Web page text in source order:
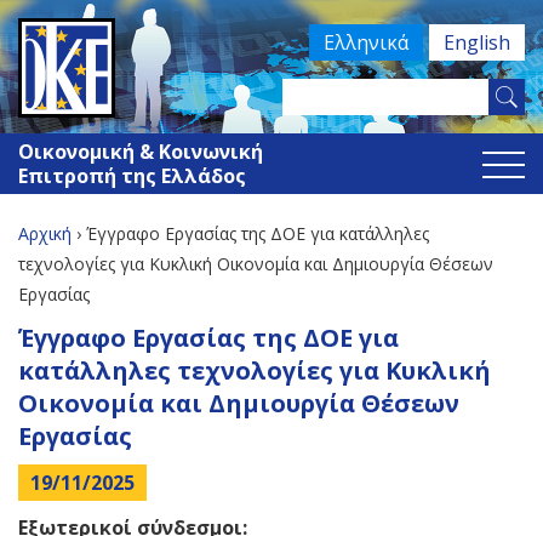
Jump
to
navigation
Οικονομική & Κοινωνική
Επιτροπή της Ελλάδος
Ελληνικά English
Φόρμα
this
Είστε
εδώ
Αρχική › Έγγραφο Εργασίας της ΔΟΕ για κατάλληλες
τεχνολογίες για Κυκλική Οικονομία και Δημιουργία Θέσεων
Εργασίας
Back
to
top
Έγγραφο Εργασίας της ΔΟΕ για
κατάλληλες τεχνολογίες για Κυκλική
Οικονομία και Δημιουργία Θέσεων
Εργασίας
19/11/2025
Εξωτερικοί σύνδεσμοι: